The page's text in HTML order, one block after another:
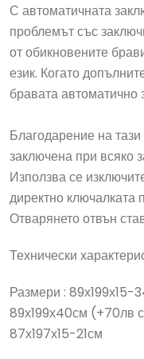
С автоматичната
проблемът със
от обикновените
език. Когато
бравата автоматично
Благодарение на
заключена при всяко
Използва се
директно ключалката
Отварянето отвън
Технически
Размери : 89х199х15-
89х199х40см (+70лв
87х197х15-21см